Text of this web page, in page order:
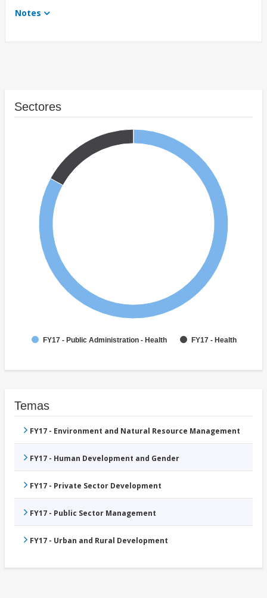
Notes
Sectores
FY17 - Public Administration - Health FY17 - Health
Temas
FY17 - Environment and Natural Resource Management
FY17 - Human Development and Gender
FY17 - Private Sector Development
FY17 - Public Sector Management
FY17 - Urban and Rural Development